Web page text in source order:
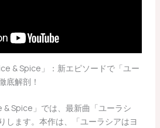
& Spice」：新エピソードで「ユー
底解剖！
Spice」では、最新曲「ユーラシ
します。本作は、「ユーラシアはヨ